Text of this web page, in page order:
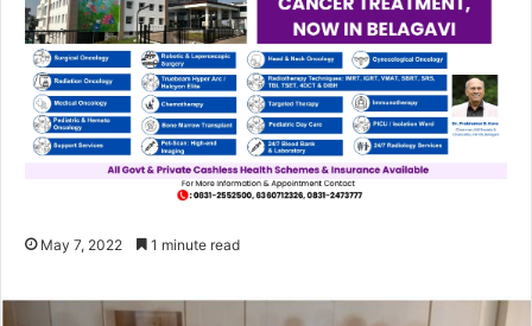
May 7, 2022 1 minute read